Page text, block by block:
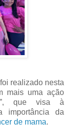
realizado nesta
mais uma ação
que visa à
importância da
de mama.